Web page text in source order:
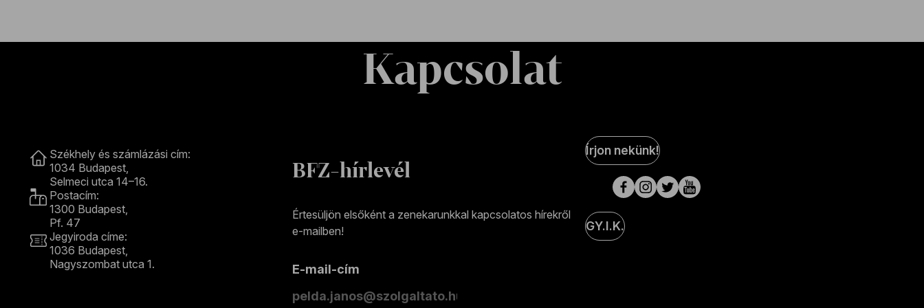
Kapcsolat
Székhely és számlázási cím:
1034 Budapest,
Selmeci utca 14–16.
Postacím:
1300 Budapest,
Pf. 47
Jegyiroda címe:
1036 Budapest,
Nagyszombat utca 1.
BFZ-hírlevél
Értesüljön elsőként a zenekarunkkal kapcsolatos hírekről
e-mailben!
E-mail-cím
Social
Media
oldalak
Írjon nekünk!
GY.I.K.